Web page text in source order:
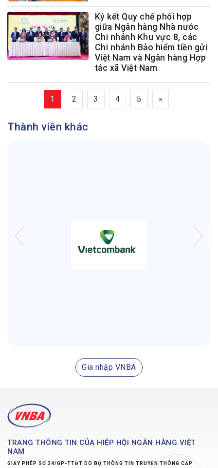
Ký kết Quy chế phối hợp
giữa Ngân hàng Nhà nước
Chi nhánh Khu vực 8, các
Chi nhánh Bảo hiểm tiền gửi
Việt Nam và Ngân hàng Hợp
tác xã Việt Nam
1 2 3 4 5 »
Thành viên khác
Gia nhập VNBA
TRANG THÔNG TIN CỦA HIỆP HỘI NGÂN HÀNG VIỆT
NAM
GIẤY PHÉP SỐ 34/GP-TTĐT DO BỘ THÔNG TIN TRUYỀN THÔNG CẤP